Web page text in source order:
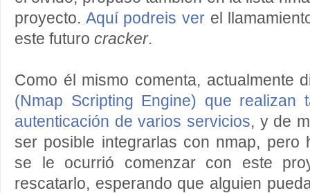
proyecto. Aquí podreis ver el
este futuro cracker.
Como él mismo comenta, actualmente
(Nmap Scripting Engine) que realizan
autenticación de varios servicios, y de
ser posible integrarlas con nmap, pero
se le ocurrió comenzar con este
rescatarlo, esperando que alguien